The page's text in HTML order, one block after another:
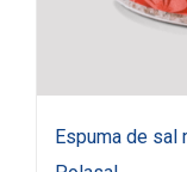
Espuma de sal